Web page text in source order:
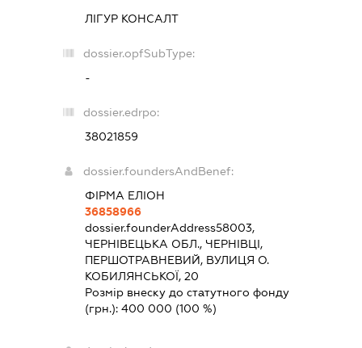
ЛІГУР КОНСАЛТ
dossier.opfSubType:
-
dossier.edrpo:
38021859
dossier.foundersAndBenef:
ФІРМА ЕЛІОН
36858966
dossier.founderAddress58003,
ЧЕРНІВЕЦЬКА ОБЛ., ЧЕРНІВЦІ,
ПЕРШОТРАВНЕВИЙ, ВУЛИЦЯ О.
КОБИЛЯНСЬКОЇ, 20
Розмір внеску до статутного фонду
(грн.):400 000 (100 %)